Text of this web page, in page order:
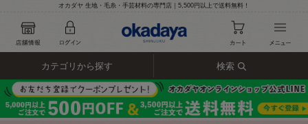
オカダヤ 生地・毛糸・手芸材料の専門店｜5,500円以上で送料無料！
カテゴリから探す 検索